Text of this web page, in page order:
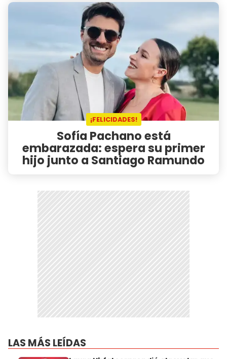
¡FELICIDADES!
Sofía Pachano está
embarazada: espera su primer
hijo junto a Santiago Ramundo
LAS MÁS LEÍDAS